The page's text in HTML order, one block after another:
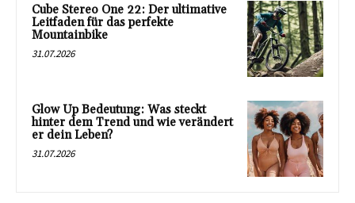
Cube Stereo One 22: Der ultimative
Leitfaden für das perfekte
Mountainbike
31.07.2026
Glow Up Bedeutung: Was steckt
hinter dem Trend und wie verändert
er dein Leben?
31.07.2026